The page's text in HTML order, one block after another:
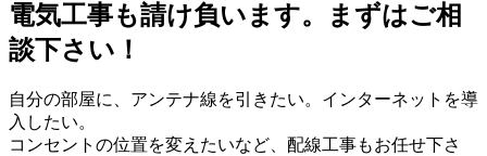
電気工事も請け負います。まずはご相
談下さい！
自分の部屋に、アンテナ線を引きたい。インターネットを導
入したい。
コンセントの位置を変えたいなど、配線工事もお任せ下さ